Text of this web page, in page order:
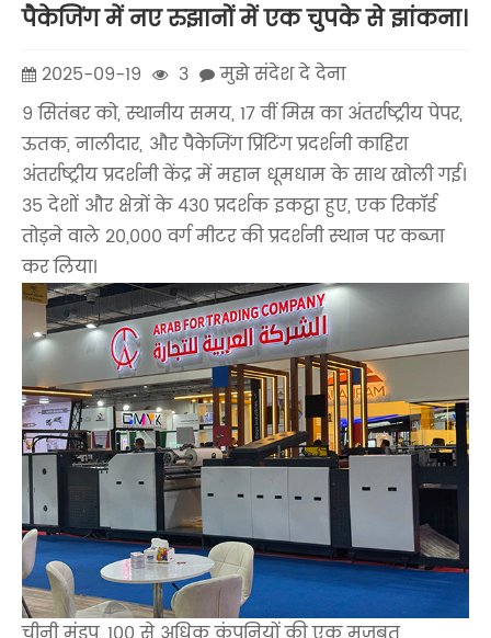
पैकेजिंग में नए रुझानों में एक चुपके से झांकना।
2025-09-19 3
मुझे संदेश दे देना
9 सितंबर को, स्थानीय समय, 17 वीं मिस्र का अंतर्राष्ट्रीय पेपर,
ऊतक, नालीदार, और पैकेजिंग प्रिंटिंग प्रदर्शनी काहिरा
अंतर्राष्ट्रीय प्रदर्शनी केंद्र में महान धूमधाम के साथ खोली गई।
35 देशों और क्षेत्रों के 430 प्रदर्शक इकट्ठा हुए, एक रिकॉर्ड
तोड़ने वाले 20,000 वर्ग मीटर की प्रदर्शनी स्थान पर कब्जा
कर लिया।